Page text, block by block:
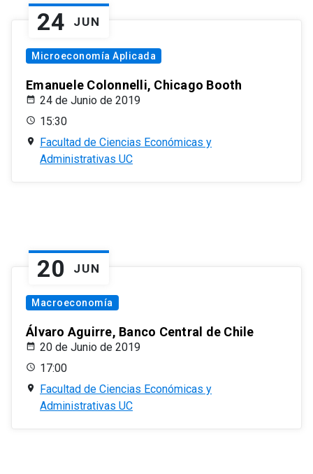
24 JUN
Microeconomía Aplicada
Emanuele Colonnelli, Chicago Booth
24 de Junio de 2019
15:30
Facultad de Ciencias Económicas y
Administrativas UC
20 JUN
Macroeconomía
Álvaro Aguirre, Banco Central de Chile
20 de Junio de 2019
17:00
Facultad de Ciencias Económicas y
Administrativas UC